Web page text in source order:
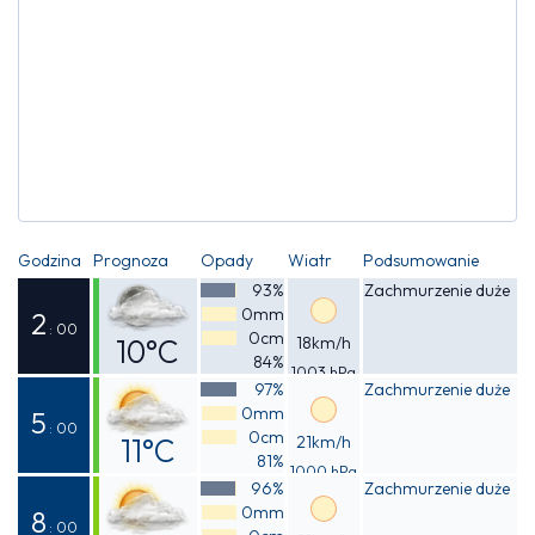
Godzina Prognoza Opady Wiatr Podsumowanie
2 : 00
10°C
Odczuwalna
8°C
93%
0mm
0cm
84%
18km/h
1003 hPa
Zachmurzenie duże
5 : 00
11°C
Odczuwalna
10°C
97%
0mm
0cm
81%
21km/h
1000 hPa
Zachmurzenie duże
8 : 00
96%
0mm
Zachmurzenie duże